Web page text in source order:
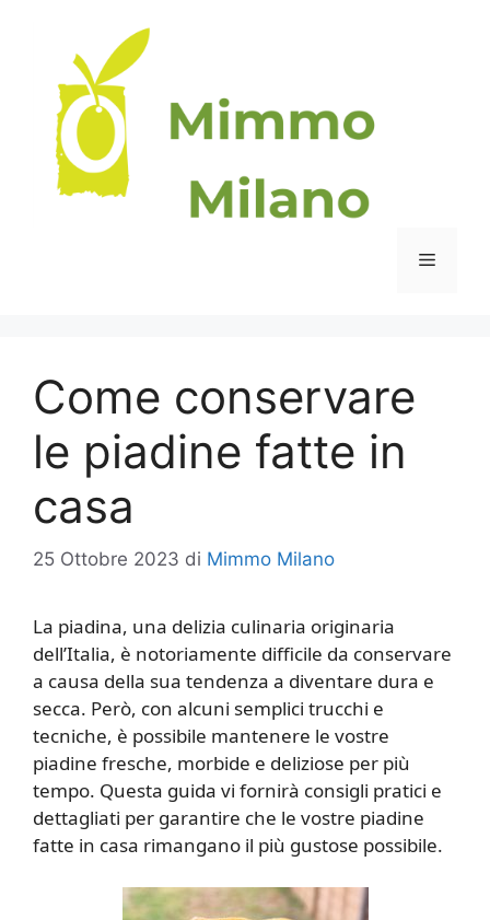
contenuto
Menu
Come conservare
le piadine fatte in
casa
25 Ottobre 2023 di Mimmo Milano
La piadina, una delizia culinaria originaria
dell’Italia, è notoriamente difficile da conservare
a causa della sua tendenza a diventare dura e
secca. Però, con alcuni semplici trucchi e
tecniche, è possibile mantenere le vostre
piadine fresche, morbide e deliziose per più
tempo. Questa guida vi fornirà consigli pratici e
dettagliati per garantire che le vostre piadine
fatte in casa rimangano il più gustose possibile.